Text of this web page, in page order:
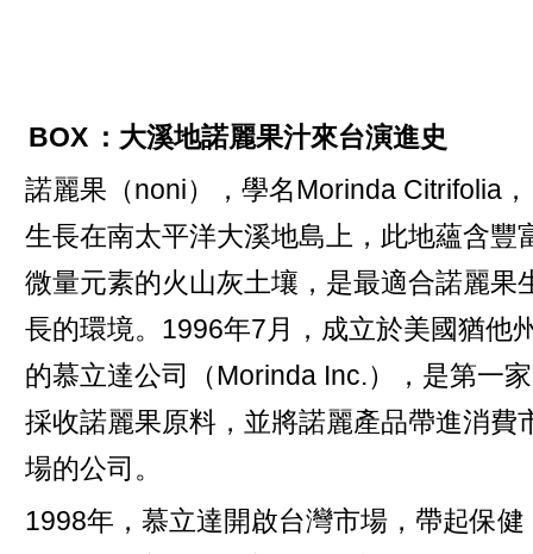
BOX ：大溪地諾麗果汁來台演進史
諾麗果（noni），學名Morinda Citrifolia，
生長在南太平洋大溪地島上，此地蘊含豐
微量元素的火山灰土壤，是最適合諾麗果
長的環境。1996年7月，成立於美國猶他
的慕立達公司（Morinda Inc.），是第一家
採收諾麗果原料，並將諾麗產品帶進消費
場的公司。
1998年，慕立達開啟台灣市場，帶起保健